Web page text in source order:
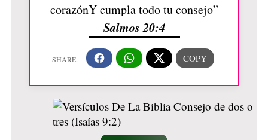
corazónY cumpla todo tu consejo”
Salmos 20:4